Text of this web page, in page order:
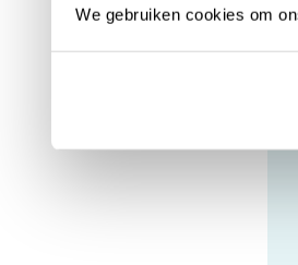
We gebruiken cookies om
Print labels